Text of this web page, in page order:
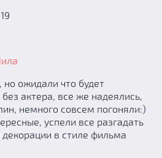
ожидали что будет
актера, все же надеялись,
немного совсем погоняли:)
успели все разгадать
в стиле фильма